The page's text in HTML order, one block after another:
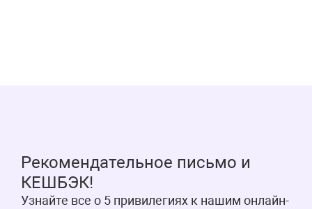
Рекомендательное письмо и
КЕШБЭК!
Узнайте все о 5 привилегиях к нашим онлайн-